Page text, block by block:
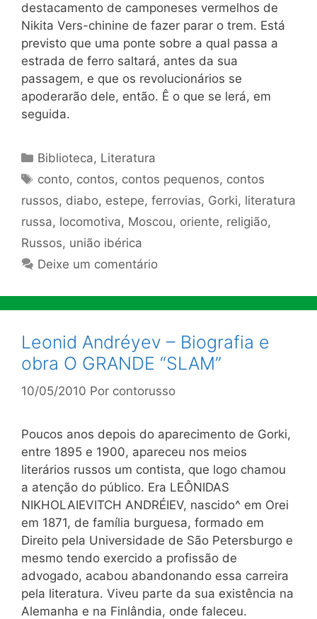
destacamento de camponeses vermelhos de
Nikita Vers-chinine de fazer parar o trem. Está
previsto que uma ponte sobre a qual passa a
estrada de ferro saltará, antes da sua
passagem, e que os revolucionários se
apoderarão dele, então. Ê o que se lerá, em
seguida.
Categorias
Biblioteca, Literatura
Tags
conto, contos, contos pequenos, contos
russos, diabo, estepe, ferrovias, Gorki, literatura
russa, locomotiva, Moscou, oriente, religião,
Russos, união ibérica
Deixe um comentário
Leonid Andréyev – Biografia e
obra O GRANDE “SLAM”
10/05/2010 Por contorusso
Poucos anos depois do aparecimento de Gorki,
entre 1895 e 1900, apareceu nos meios
literários russos um contista, que logo chamou
a atenção do público. Era LEÔNIDAS
NIKHOLAIEVITCH ANDRÉIEV, nascido^ em Orei
em 1871, de família burguesa, formado em
Direito pela Universidade de São Petersburgo e
mesmo tendo exercido a profissão de
advogado, acabou abandonando essa carreira
pela literatura. Viveu parte da sua existência na
Alemanha e na Finlândia, onde faleceu.